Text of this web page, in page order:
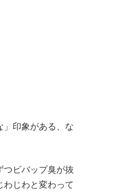
印象がある、な
ビバップ臭が抜
じわと変わって